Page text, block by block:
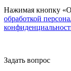
Нажимая кнопку
обработкой
Задать вопрос